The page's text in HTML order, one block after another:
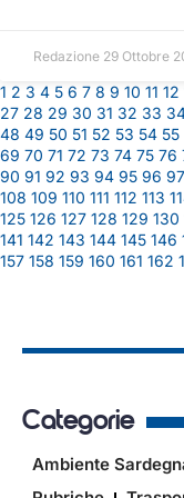
Redazione 29 Ottobre
1 2 3 4 5 6 7 8 9 10 11 12
27 28 29 30 31 32 33
48 49 50 51 52 53 54 55
69 70 71 72 73 74 75 76
90 91 92 93 94 95 96 97
108 109 110 111 112 113
125 126 127 128 129 130
141 142 143 144 145 146
157 158 159 160 161 162
Categorie
Ambiente